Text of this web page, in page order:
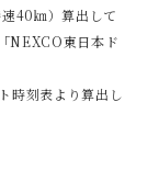
40㎞）算出して
NEXCO東日本ド
時刻表より算出し